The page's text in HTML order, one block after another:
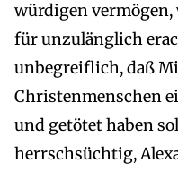
würdigen vermögen,
für unzulänglich
unbegreiflich, daß
Christenmenschen
und getötet haben
herrschsüchtig,